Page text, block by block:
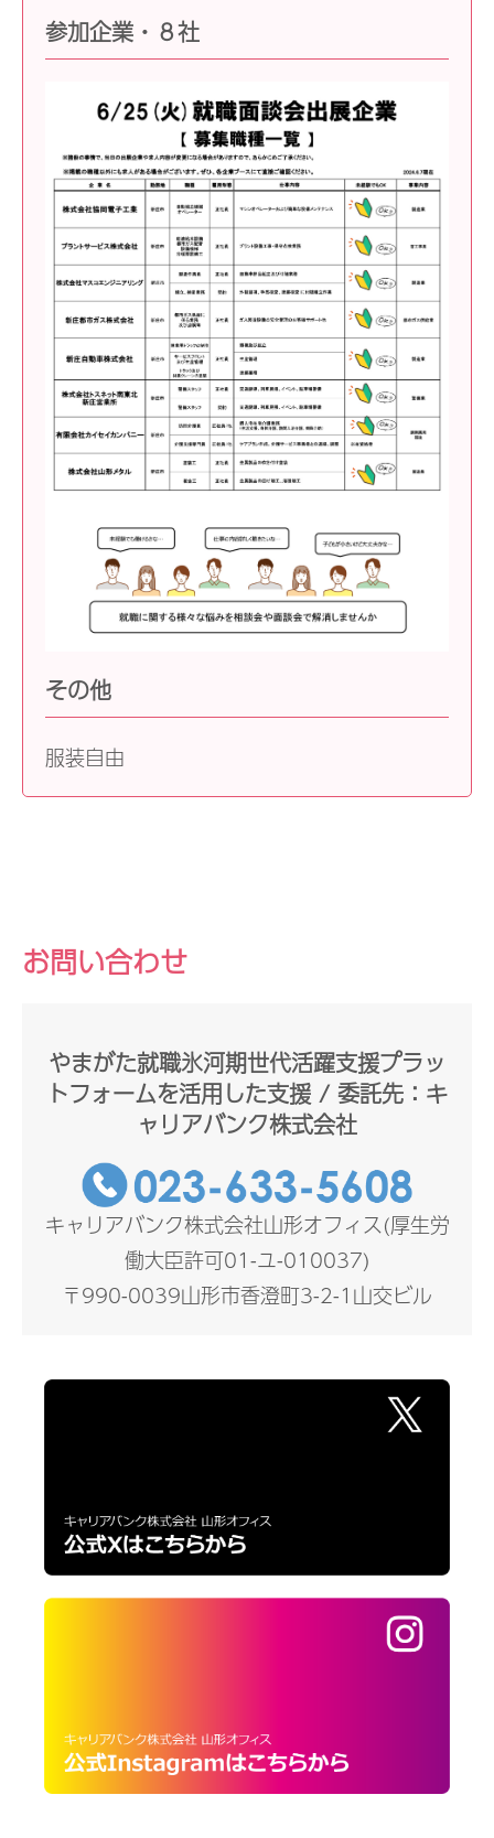
参加企業・８社
その他
服装自由
お問い合わせ
やまがた就職氷河期世代活躍支援プラッ
トフォームを活用した支援 / 委託先：キ
ャリアバンク株式会社
キャリアバンク株式会社山形オフィス(厚生労
働大臣許可01-ユ-010037)
〒990-0039山形市香澄町3-2-1山交ビル